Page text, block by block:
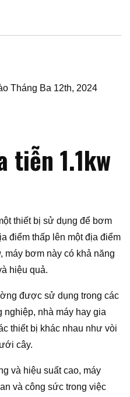
Tháng Ba 12th, 2024
tiễn 1.1kw
thiết bị sử dụng để bơm
điểm thấp lên một địa điểm
máy bơm này có khả năng
hiệu quả.
được sử dụng trong các
nghiệp, nhà máy hay gia
thiết bị khác nhau như vòi
cây.
và hiệu suất cao, máy
và công sức trong việc